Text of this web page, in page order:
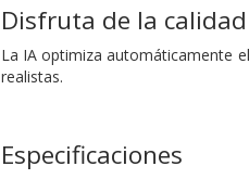
Disfruta de la calidad
La IA optimiza automáticamente
realistas.
Especificaciones